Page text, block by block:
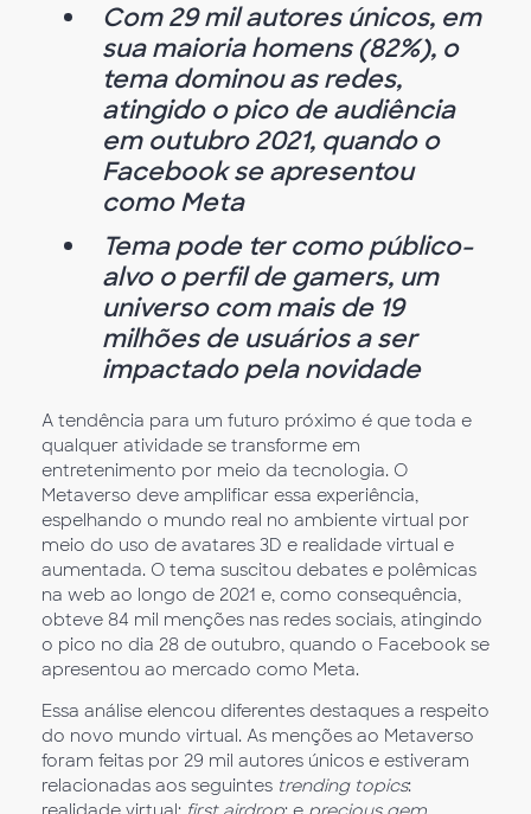
Com 29 mil autores únicos, em
sua maioria homens (82%), o
tema dominou as redes,
atingido o pico de audiência
em outubro 2021, quando o
Facebook se apresentou
como Meta
Tema pode ter como público-
alvo o perfil de gamers, um
universo com mais de 19
milhões de usuários a ser
impactado pela novidade
A tendência para um futuro próximo é que toda e
qualquer atividade se transforme em
entretenimento por meio da tecnologia. O
Metaverso deve amplificar essa experiência,
espelhando o mundo real no ambiente virtual por
meio do uso de avatares 3D e realidade virtual e
aumentada. O tema suscitou debates e polêmicas
na web ao longo de 2021 e, como consequência,
obteve 84 mil menções nas redes sociais, atingindo
o pico no dia 28 de outubro, quando o Facebook se
apresentou ao mercado como Meta.
Essa análise elencou diferentes destaques a respeito
do novo mundo virtual. As menções ao Metaverso
foram feitas por 29 mil autores únicos e estiveram
relacionadas aos seguintes trending topics: